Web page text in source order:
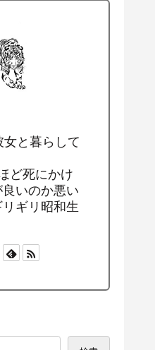
と暮らして
ど死にかけ
いのか悪い
ギリ昭和生